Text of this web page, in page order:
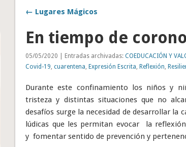
← Lugares Mágicos
En tiempo de
05/05/2020 | Entradas archivadas:COEDUCACIÓN Y
Covid-19,cuarentena,Expresión Escrita,Reflexión,
Durante este confinamiento los niños y
tristeza y distintas situaciones que no
desafíos surge la necesidad de desarrollar la
lúdicas que les permitan evocar la
y fomentar sentido de prevención y